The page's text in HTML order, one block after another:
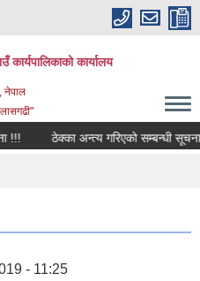
कार्यपालिकाको कार्यालय
नेपाल
ठेक्का अन्त्य गरिएको सम्बन्धी सूचना !!!
- 11:25